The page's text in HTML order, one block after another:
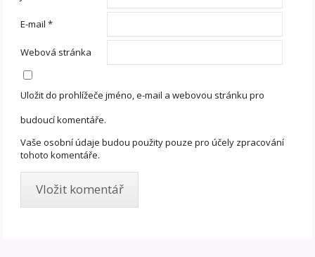
E-mail*
Webová stránka
Uložit do prohlížeče jméno, e-mail a webovou stránku pro
budoucí komentáře.
Vaše osobní údaje budou použity pouze pro účely zpracování
tohoto komentáře.